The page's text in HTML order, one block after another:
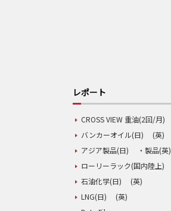
レポート
CROSS VIEW 重油(2回/月)
バンカーオイル(日)
(英)
アジア製品(日)
・製品(英)
ローリーラック(国内陸上)
石油化学(日)
(英)
LNG(日)
(英)